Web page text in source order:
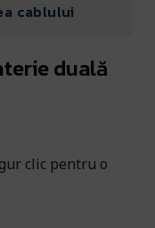
cablului
duală
clic pentru o